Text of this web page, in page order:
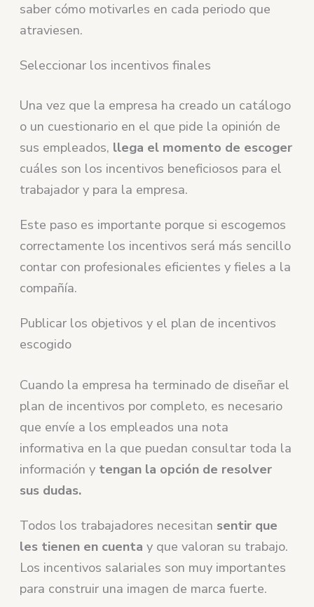
saber cómo motivarles en cada periodo que
atraviesen.
Seleccionar los incentivos finales
Una vez que la empresa ha creado un catálogo
o un cuestionario en el que pide la opinión de
sus empleados, llega el momento de escoger
cuáles son los incentivos beneficiosos para el
trabajador y para la empresa.
Este paso es importante porque si escogemos
correctamente los incentivos será más sencillo
contar con profesionales eficientes y fieles a la
compañía.
Publicar los objetivos y el plan de incentivos
escogido
Cuando la empresa ha terminado de diseñar el
plan de incentivos por completo, es necesario
que envíe a los empleados una nota
informativa en la que puedan consultar toda la
información y tengan la opción de resolver
sus dudas.
Todos los trabajadores necesitan sentir que
les tienen en cuenta y que valoran su trabajo.
Los incentivos salariales son muy importantes
para construir una imagen de marca fuerte.